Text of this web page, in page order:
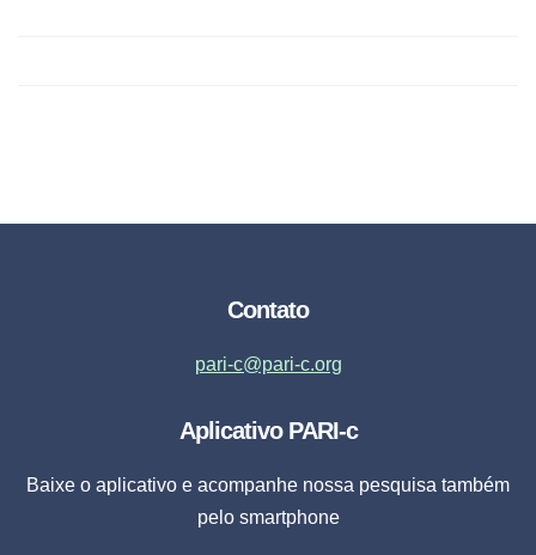
Contato
pari-c@pari-c.org
Aplicativo PARI-c
Baixe o aplicativo e acompanhe nossa pesquisa também
pelo smartphone